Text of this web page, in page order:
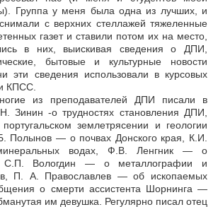
Группа у меня была одна из лучших, и
с верхних стеллажей тяжеленные
газет и ставили потом их на место,
в них, выискивая сведения о ДПИ,
бытовые и культурные новости
эти сведения использовали в курсовых
КПСС.
из преподавателей ДПИ писали в
Зинин -о трудностях становления ДПИ,
землетрясении и геологии
Полынов — о почвах Донского края, К.И.
водах, Ф.В. Ленгник — о
С.П. Вологдин — о металлографии и
П. А. Православлев — об ископаемых
о смерти ассистента Шорнинга —
им девушка. Регулярно писал отец